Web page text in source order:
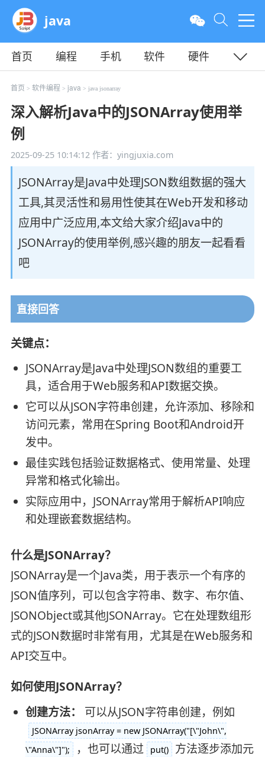
java
首页 编程 手机 软件
硬件
教程
平面 服务器
首页 > 软件编程 > java> java jsonarray
深入解析Java中的JSONArray使用举
例
2025-09-25 10:14:12作者：yingjuxia.com
JSONArray是Java中处理JSON数组数据的强大
工具,其灵活性和易用性使其在Web开发和移动
应用中广泛应用,本文给大家介绍Java中的
JSONArray的使用举例,感兴趣的朋友一起看看
吧
直接回答
关键点：
JSONArray是Java中处理JSON数组的重要工
具，适合用于Web服务和API数据交换。
它可以从JSON字符串创建，允许添加、移除和
访问元素，常用在Spring Boot和Android开
发中。
最佳实践包括验证数据格式、使用常量、处理
异常和格式化输出。
实际应用中，JSONArray常用于解析API响应
和处理嵌套数据结构。
什么是JSONArray？
JSONArray是一个Java类，用于表示一个有序的
JSON值序列，可以包含字符串、数字、布尔值、
JSONObject或其他JSONArray。它在处理数组形
式的JSON数据时非常有用，尤其是在Web服务和
API交互中。
如何使用JSONArray？
创建方法：
可以从JSON字符串创建，例如
JSONArray jsonArray = new JSONArray("[\"John\",
\"Anna\"]");
，也可以通过 put()
方法逐步添加元